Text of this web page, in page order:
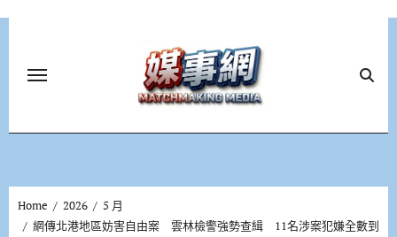
Home 2026
5 月
網傳北港地區妨害自由案 雲林檢警強勢查緝 11名涉案犯嫌全數到